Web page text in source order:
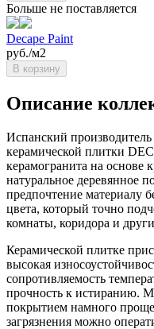
Больше не поставляется
Decape Paint
руб./м2
В корзину
Описание
Испанский
керамической плитки
керамогранита на основе
натуральное деревянное
предпочтение материалу
цвета, который точно
комнаты, коридора и
Керамической плитке
высокая
сопротивляемость
прочность к истиранию.
покрытием намного
загрязнения можно